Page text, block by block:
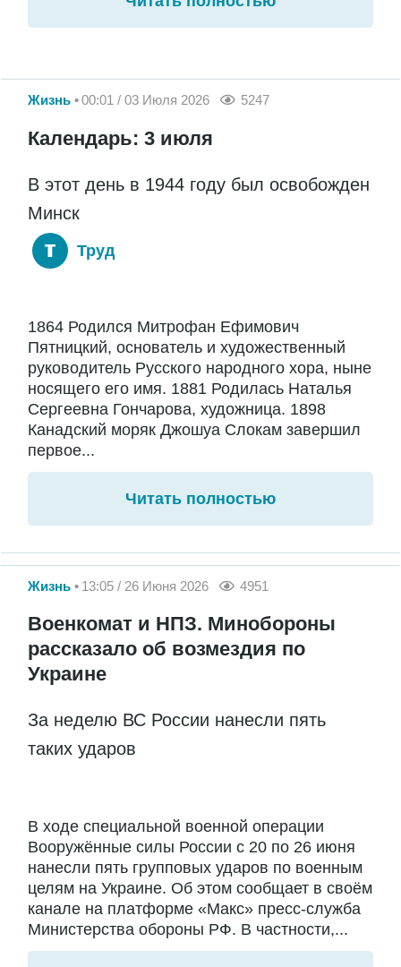
Жизнь 00:01 / 03 Июля 2026 5247
Календарь: 3 июля
В этот день в 1944 году был освобожден
Минск
Труд
1864 Родился Митрофан Ефимович
Пятницкий, основатель и художественный
руководитель Русского народного хора, ныне
носящего его имя. 1881 Родилась Наталья
Сергеевна Гончарова, художница. 1898
Канадский моряк Джошуа Слокам завершил
первое...
Читать полностью
Жизнь 13:05 / 26 Июня 2026 4951
Военкомат и НПЗ. Минобороны
рассказало об возмездия по
Украине
За неделю ВС России нанесли пять
таких ударов
В ходе специальной военной операции
Вооружённые силы России с 20 по 26 июня
нанесли пять групповых ударов по военным
целям на Украине. Об этом сообщает в своём
канале на платформе «Макс» пресс-служба
Министерства обороны РФ. В частности,...